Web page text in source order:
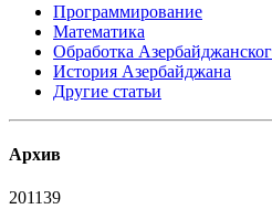
Программирование
Математика
Обработка
История Азербайджана
Другие статьи
Архив
201139